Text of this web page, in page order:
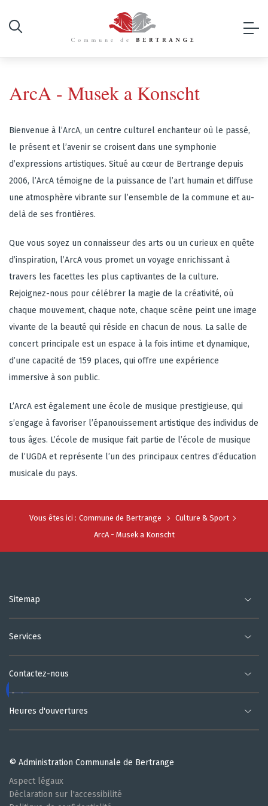
ArcA - Musek a Konscht
Bienvenue à l’ArcA, un centre culturel enchanteur où le passé,
le présent et l’avenir se croisent dans une symphonie
d’expressions artistiques. Situé au cœur de Bertrange depuis
2006, l’ArcA témoigne de la puissance de l’art humain et diffuse
une atmosphère vibrante sur l’ensemble de la commune et au-
delà de ses frontières.
Que vous soyez un connaisseur des arts ou un curieux en quête
d’inspiration, l’ArcA vous promet un voyage enrichissant à
travers les facettes les plus captivantes de la culture.
Rejoignez-nous pour célébrer la magie de la créativité, où
chaque mouvement, chaque note, chaque scène peint une image
vivante de la beauté qui réside en chacun de nous. La salle de
concert principale est un espace à la fois intime et dynamique,
d’une capacité de 159 places, qui offre une expérience
immersive à son public.
L’ArcA est également une école de musique prestigieuse, qui
s’engage à favoriser l’épanouissement artistique des individus de
tous âges. L’école de musique fait partie de l’école de musique
de l’UGDA et représente l’un des principaux centres d’éducation
musicale du pays.
Vous êtes ici : Commune de Bertrange
Culture & Sport
ArcA - Musek a Konscht
Sitemap
Services
Contactez-nous
Heures d'ouvertures
© Administration Communale de Bertrange
Aspect légaux
Déclaration sur l'accessibilité